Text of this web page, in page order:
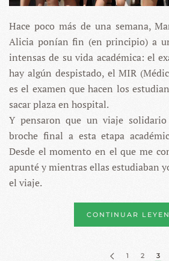
Hace poco más de una semana,
Alicia ponían fin (en principio) a
intensas de su vida académica: el
hay algún despistado, el MIR
es el examen que hacen los
sacar plaza en hospital.
Y pensaron que un viaje
broche final a esta etapa
Desde el momento en el que me
apunté y mientras ellas estudiaban
el viaje.
CONTINUAR
1 2 3